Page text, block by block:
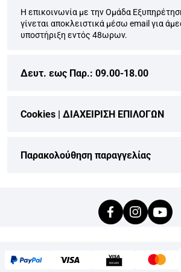
Η επικοινωνία με την Ομάδα
γίνεται αποκλειστικά μέσω email για
υποστήριξη εντός 48ωρων.
Δευτ. εως Παρ.: 09.00-18.00
Cookies | ΔΙΑΧΕΙΡΙΣΗ ΕΠΙΛΟΓΩΝ
Παρακολούθηση παραγγελίας